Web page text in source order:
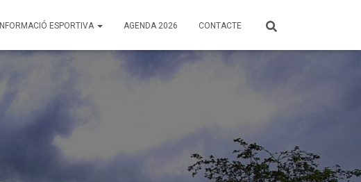
INFORMACIÓ ESPORTIVA AGENDA 2026 CONTACTE